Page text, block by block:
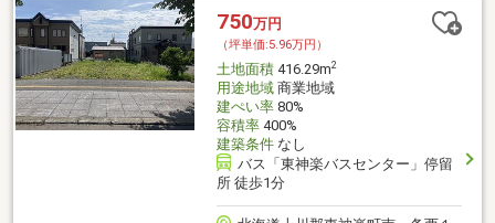
由度も高く、理想の暮らしを形にしやすい土地です◎お気軽にお
問い合わせください♪（TEL:011-790-8100）
750万円
（坪単価:5.96万円）
土地面積416.29m2
用途地域商業地域
建ぺい率80%
容積率400%
建築条件なし
バス「東神楽バスセンター」停留
所 徒歩1分